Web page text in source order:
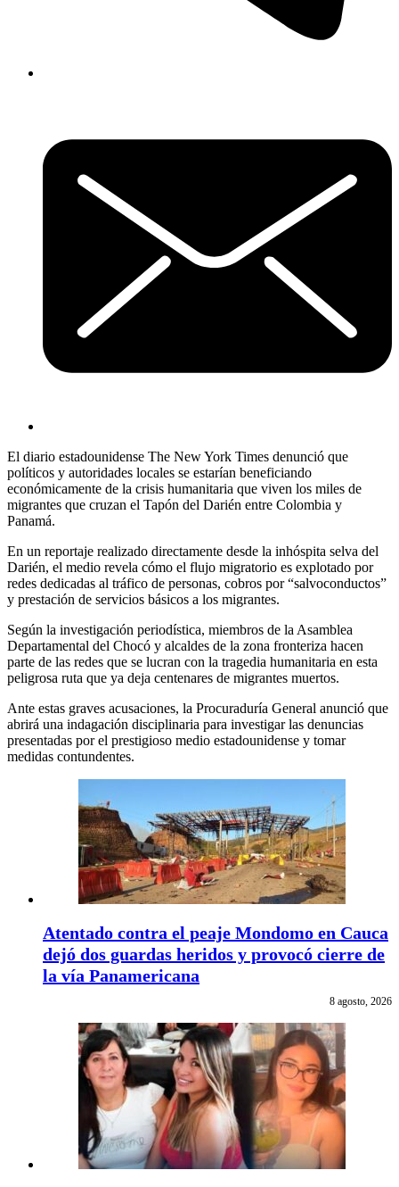
El diario estadounidense The New York Times denunció que
políticos y autoridades locales se estarían beneficiando
económicamente de la crisis humanitaria que viven los miles de
migrantes que cruzan el Tapón del Darién entre Colombia y
Panamá.
En un reportaje realizado directamente desde la inhóspita selva del
Darién, el medio revela cómo el flujo migratorio es explotado por
redes dedicadas al tráfico de personas, cobros por “salvoconductos”
y prestación de servicios básicos a los migrantes.
Según la investigación periodística, miembros de la Asamblea
Departamental del Chocó y alcaldes de la zona fronteriza hacen
parte de las redes que se lucran con la tragedia humanitaria en esta
peligrosa ruta que ya deja centenares de migrantes muertos.
Ante estas graves acusaciones, la Procuraduría General anunció que
abrirá una indagación disciplinaria para investigar las denuncias
presentadas por el prestigioso medio estadounidense y tomar
medidas contundentes.
Atentado contra el peaje Mondomo en Cauca
dejó dos guardas heridos y provocó cierre de
la vía Panamericana
8 agosto, 2026